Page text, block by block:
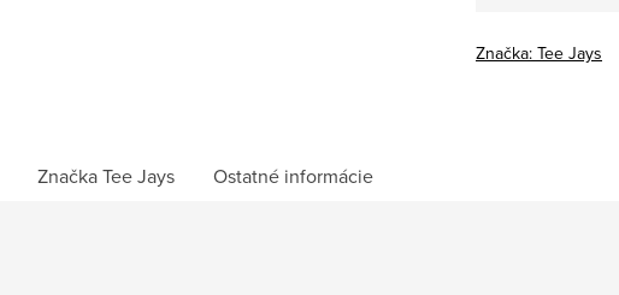
Značka: Tee Jays
ZnačkaTee Jays Ostatné informácie